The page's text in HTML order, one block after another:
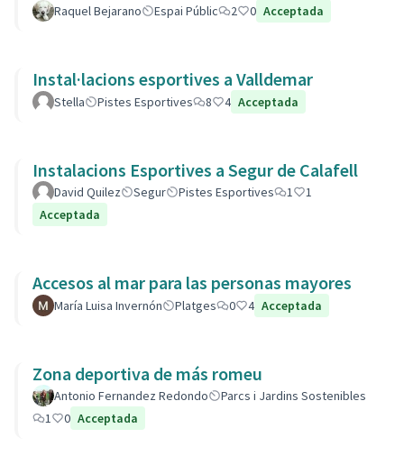
Raquel Bejarano Espai Públic 2 0 Acceptada
Instal·lacions esportives a Valldemar
Stella Pistes Esportives 8 4 Acceptada
Instalacions Esportives a Segur de Calafell
David Quilez Segur Pistes Esportives 1
1
Acceptada
Accesos al mar para las personas mayores
María Luisa Invernón Platges 0 4 Acceptada
Zona deportiva de más romeu
Antonio Fernandez Redondo
Parcs i Jardins Sostenibles
1
0 Acceptada